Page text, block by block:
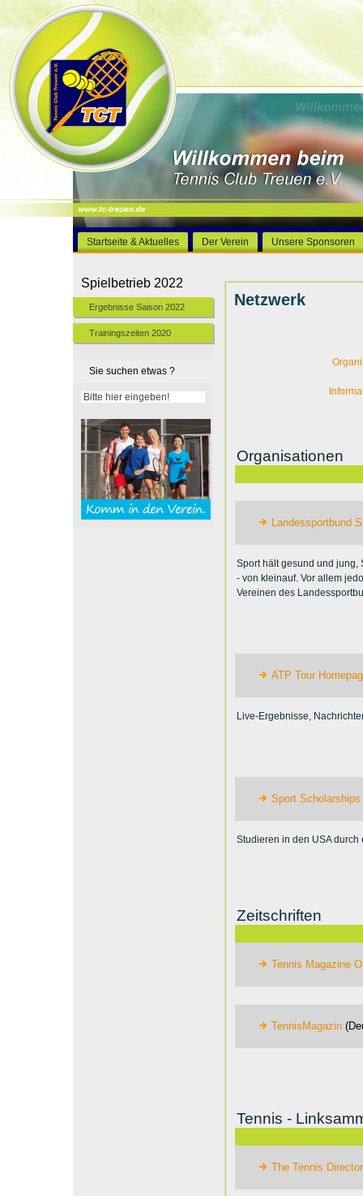
Startseite & Aktuelles Der Verein Unsere Sponsoren
Spielbetrieb 2022
Ergebnisse Saison 2022
Trainingszeiten 2020
Sie suchen etwas ?
Netzwerk
Organisationen
Landessportbund
Sport hält gesund und jung,
- von kleinauf. Vor allem
Vereinen des
ATP Tour
Live-Ergebnisse,
Sport Scholarships
Studieren in den USA
Zeitschriften
Tennis Magazine
TennisMagazin
Tennis -
The Tennis